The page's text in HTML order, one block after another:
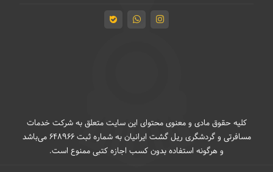
کلیه حقوق مادی و معنوی محتوای این سایت متعلق به شرکت خدمات
مسافرتی و گردشگری ریل گشت ایرانیان به شماره ثبت 648966 می‌باشد
و هرگونه استفاده بدون کسب اجازه کتبی ممنوع است.